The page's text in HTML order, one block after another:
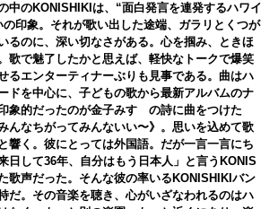
中のKONISHIKIは、“面白発言を連発するハワイ
印象。それが歌い出した途端、ガラリとくつが
るのに、深い切なさがある。心を掴み、ときほ
歌で魅了したかと思えば、軽快なトークで爆笑
るエンターティナーぶりも見事である。曲はハ
ドを中心に、子どもの歌から最新アルバムのナ
象的だったのが金子みすゞの詩に曲をつけた
んなちがってみんないい〜》。思いを込めて歌
響く。彼にとっては外国語。だが一言一言にち
日して36年、自分はもう日本人」と言うKONIS
歌声だった。そんな彼の率いるKONISHIKIバン
だ。その音楽を聴き、心がいざなわれるのはハ